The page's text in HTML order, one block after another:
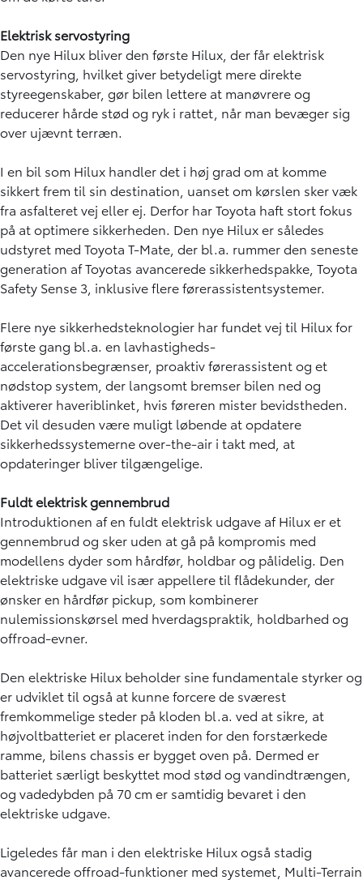
Elektrisk servostyring
Den nye Hilux bliver den første Hilux, der får elektrisk
servostyring, hvilket giver betydeligt mere direkte
styreegenskaber, gør bilen lettere at manøvrere og
reducerer hårde stød og ryk i rattet, når man bevæger sig
over ujævnt terræn.
I en bil som Hilux handler det i høj grad om at komme
sikkert frem til sin destination, uanset om kørslen sker væk
fra asfalteret vej eller ej. Derfor har Toyota haft stort fokus
på at optimere sikkerheden. Den nye Hilux er således
udstyret med Toyota T-Mate, der bl.a. rummer den seneste
generation af Toyotas avancerede sikkerhedspakke, Toyota
Safety Sense 3, inklusive flere førerassistentsystemer.
Flere nye sikkerhedsteknologier har fundet vej til Hilux for
første gang bl.a. en lavhastigheds-
accelerationsbegrænser, proaktiv førerassistent og et
nødstop system, der langsomt bremser bilen ned og
aktiverer haveriblinket, hvis føreren mister bevidstheden.
Det vil desuden være muligt løbende at opdatere
sikkerhedssystemerne over-the-air i takt med, at
opdateringer bliver tilgængelige.
Fuldt elektrisk gennembrud
Introduktionen af en fuldt elektrisk udgave af Hilux er et
gennembrud og sker uden at gå på kompromis med
modellens dyder som hårdfør, holdbar og pålidelig. Den
elektriske udgave vil især appellere til flådekunder, der
ønsker en hårdfør pickup, som kombinerer
nulemissionskørsel med hverdagspraktik, holdbarhed og
offroad-evner.
Den elektriske Hilux beholder sine fundamentale styrker og
er udviklet til også at kunne forcere de sværest
fremkommelige steder på kloden bl.a. ved at sikre, at
højvoltbatteriet er placeret inden for den forstærkede
ramme, bilens chassis er bygget oven på. Dermed er
batteriet særligt beskyttet mod stød og vandindtrængen,
og vadedybden på 70 cm er samtidig bevaret i den
elektriske udgave.
Ligeledes får man i den elektriske Hilux også stadig
avancerede offroad-funktioner med systemet, Multi-Terrain